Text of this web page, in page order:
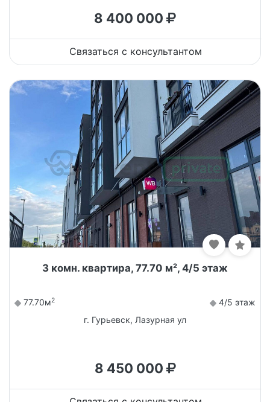
8 400 000
Связаться с консультантом
3 комн. квартира, 77.70 м², 4/5 этаж
77.70м2
4/5 этаж
г. Гурьевск, Лазурная ул
8 450 000